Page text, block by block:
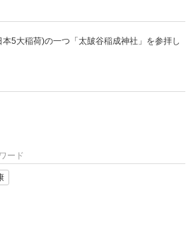
本5大稲荷)の一つ「太皷谷稲成神社」を参拝し
ード